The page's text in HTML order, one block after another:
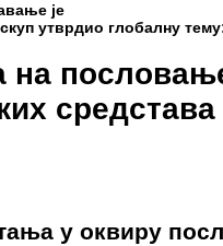
је
утврдио глобалну
средстава
у оквиру